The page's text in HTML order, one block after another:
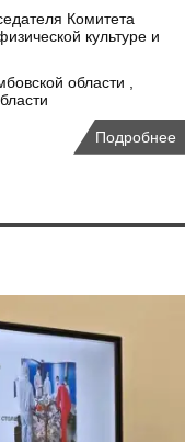
Комитета
культуре и
области ,
Подробнее